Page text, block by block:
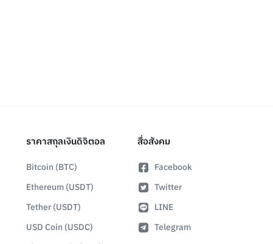
ราคาสกุลเงินดิจิตอล
Bitcoin (BTC)
Ethereum (USDT)
Tether (USDT)
USD Coin (USDC)
สื่อสังคม
Facebook
Twitter
LINE
Telegram